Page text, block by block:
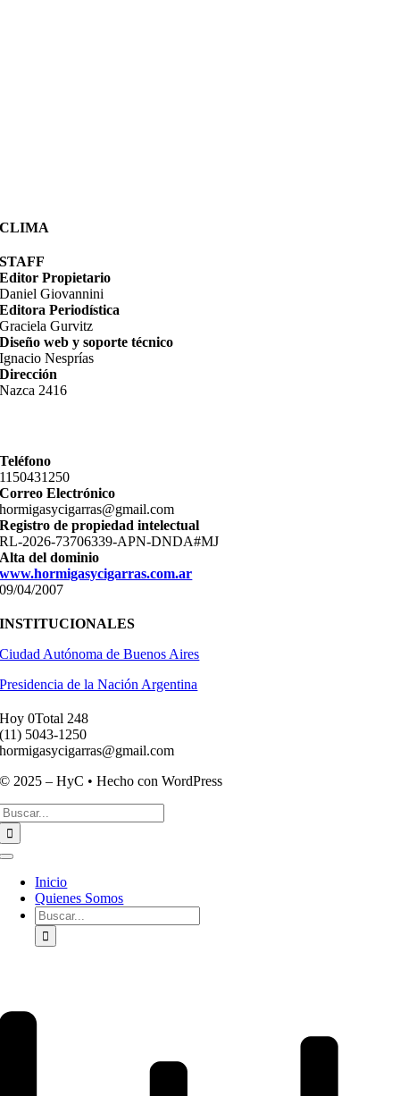
CLIMA
STAFF
Editor Propietario
Daniel Giovannini
Editora Periodística
Graciela Gurvitz
Diseño web y soporte técnico
Ignacio Nesprías
Dirección
Nazca 2416
Teléfono
11­50431250
Correo Electrónico
hormigasycigarras@gmail.com
Registro de propiedad intelectual
RL-2026-73706339-APN-DNDA#MJ
Alta del dominio
www.hormigasycigarras.com.ar
09/04/2007
INSTITUCIONALES
Ciudad Autónoma de Buenos Aires
Presidencia de la Nación Argentina
Hoy 0Total 248
(11) ­5043-1250
hormigasycigarras@gmail.com
© 2025 – HyC • Hecho con WordPress
Toggle
Navigation
Inicio
Quienes Somos
Buscar: